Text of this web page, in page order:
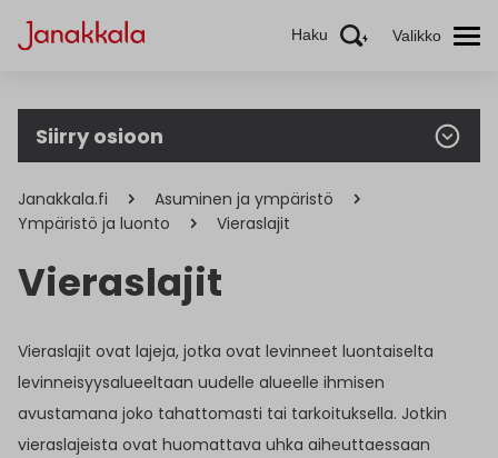
Haku Valikko
Siirry osioon
Janakkala.fi
Asuminen ja ympäristö
Ympäristö ja luonto
Vieraslajit
Vieraslajit
Vieraslajit ovat lajeja, jotka ovat levinneet luontaiselta
levinneisyysalueeltaan uudelle alueelle ihmisen
avustamana joko tahattomasti tai tarkoituksella. Jotkin
vieraslajeista ovat huomattava uhka aiheuttaessaan